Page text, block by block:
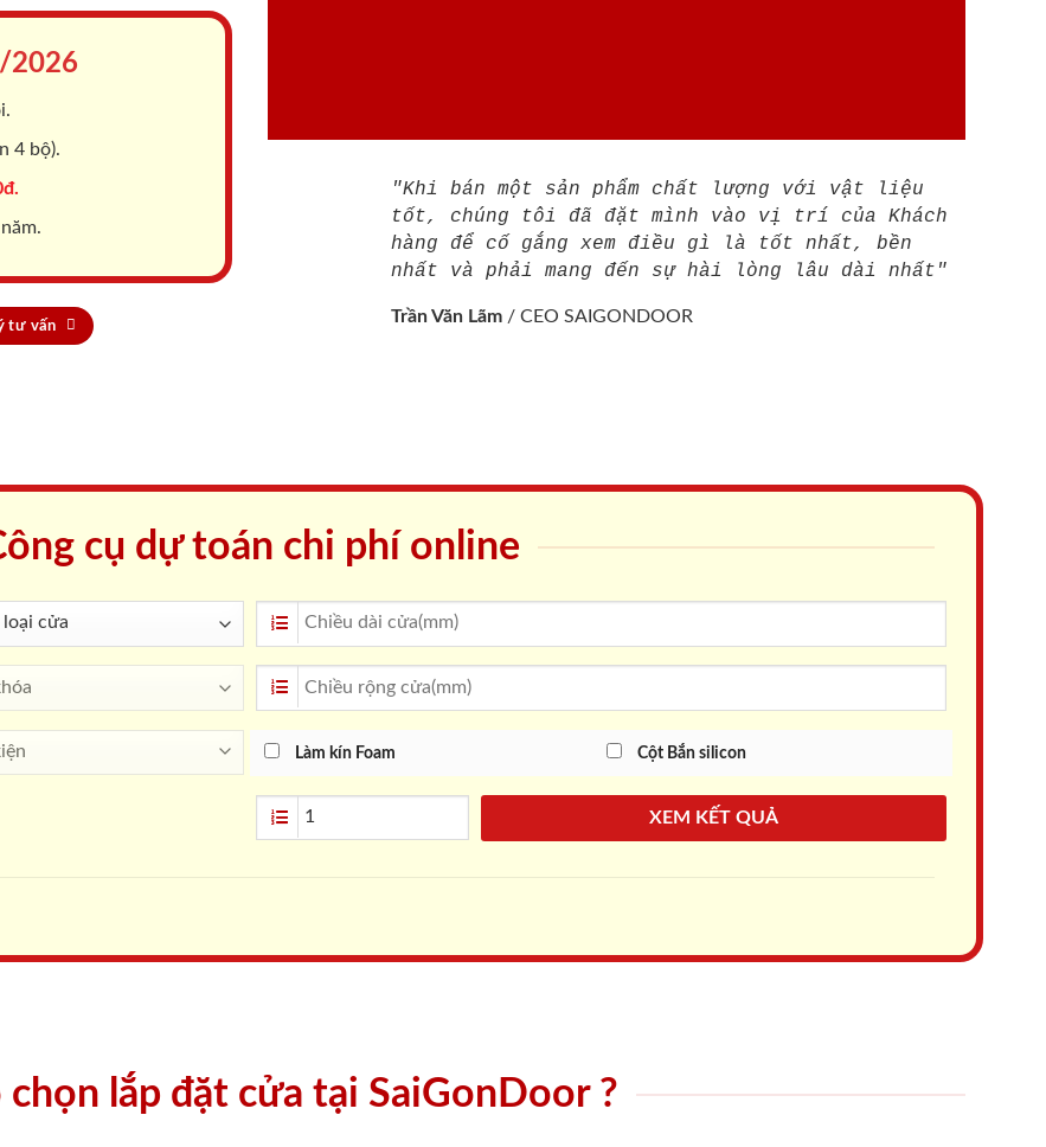
2026
4 bộ).
tư vấn
"Khi bán một sản phẩm chất lượng với vật liệu
tốt, chúng tôi đã đặt mình vào vị trí của Khách
hàng để cố gắng xem điều gì là tốt nhất, bền
nhất và phải mang đến sự hài lòng lâu dài nhất"
Trần Văn Lãm / CEO SAIGONDOOR
cụ dự toán chi phí online
Làm kín Foam Cột Bắn silicon
XEM KẾT QUẢ
chọn lắp đặt cửa tại SaiGonDoor ?